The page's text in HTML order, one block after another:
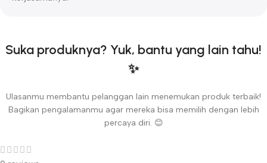
Suka produknya? Yuk, bantu yang lain tahu!
✨
Ulasanmu membantu pelanggan lain menemukan produk terbaik!
Bagikan pengalamanmu agar mereka bisa memilih dengan lebih
percaya diri. 😊